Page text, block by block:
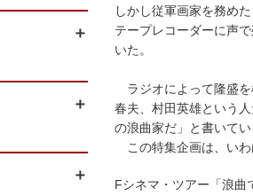
しかし従軍画家を務め
テープレコーダーに声
いた。
ラジオによって隆盛を
春夫、村田英雄という
の浪曲家だ」と書いて
この特集企画は、いわ
Fシネマ・ツアー「浪